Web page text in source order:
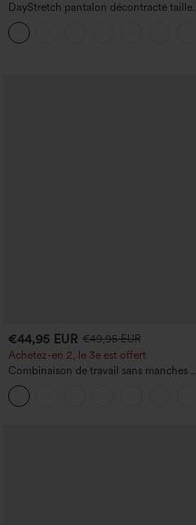
DayStretch pantalon décontracté taille
haute à jambe en forme de tonneau
avec poches
€44,95 EUR €49,95 EUR
Achetez-en 2, le 3e est offert
Combinaison de travail sans manches à
encolure bateau, côtés noués, toucher
frais, rayée, avec poches — Édition Easy
Peezy